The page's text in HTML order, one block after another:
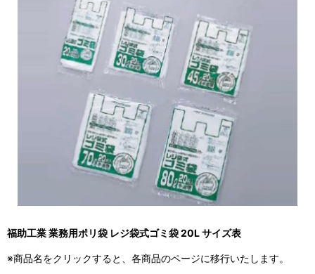
福助工業 業務用ポリ袋 レジ袋式ゴミ袋 20L サイズ表
※商品名をクリックすると、各商品のページに移行いたします。